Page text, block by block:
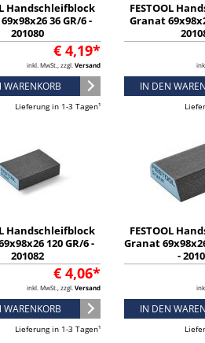
Handschleifblock
36 GR/6 -
201080
€ 4,19*
inkl. MwSt., zzgl. Versand
WARENKORB
Lieferung in 1-3 Tagen¹
FESTOOL
Granat
IN DEN
Handschleifblock
120 GR/6 -
201082
€ 4,06*
inkl. MwSt., zzgl. Versand
WARENKORB
Lieferung in 1-3 Tagen¹
FESTOOL
Granat
-
IN DEN